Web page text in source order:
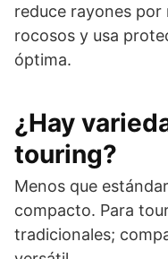
reduce rayones
rocosos y usa
óptima.
¿Hay
touring?
Menos que
compacto. Para
tradicionales;